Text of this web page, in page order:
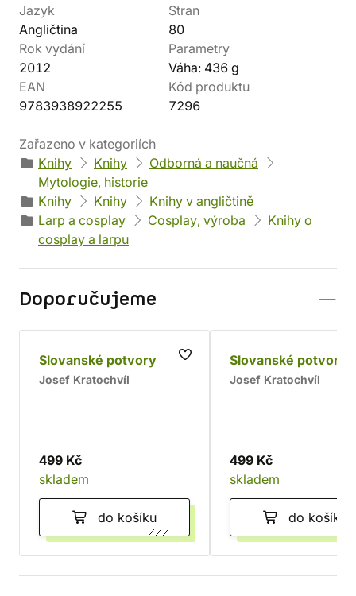
Jazyk
Angličtina
Stran
80
Rok vydání
2012
Parametry
Váha: 436 g
EAN
9783938922255
Kód produktu
7296
Zařazeno v kategoriích
Knihy
Knihy
Odborná a naučná
Mytologie, historie
Knihy
Knihy
Knihy v angličtině
Larp a cosplay
Cosplay, výroba
Knihy o
cosplay a larpu
Doporučujeme
Slovanské potvory
Josef Kratochvíl
499 Kč
skladem
do košíku
Slovanské potvory
Josef Kratochvíl
499 Kč
skladem
do košíku